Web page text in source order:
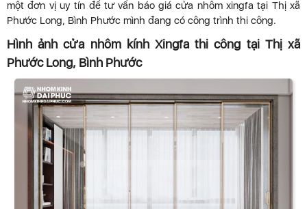
một đơn vị uy tín để tư vấn báo giá cửa nhôm xingfa tại Thị xã
Phước Long, Bình Phước mình đang có công trình thi công.
Hình ảnh cửa nhôm kính Xingfa thi công tại Thị xã
Phước Long, Bình Phước